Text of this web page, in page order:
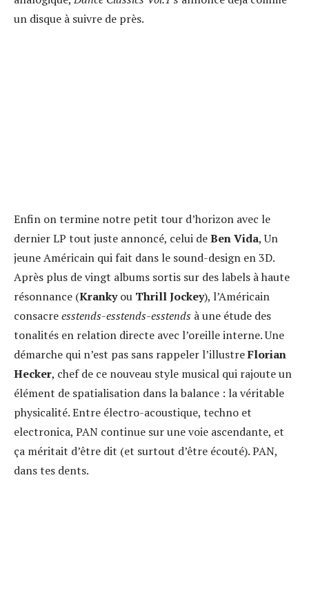
un disque à suivre de près.
Enfin on termine notre petit tour d’horizon avec le
dernier LP tout juste annoncé, celui deBen Vida, Un
jeune Américain qui fait dans le sound-design en 3D.
Après plus de vingt albums sortis sur des labels à haute
résonnance (Krankyou Thrill Jockey), l’Américain
consacreesstends-esstends-esstends à une étude des
tonalités en relation directe avec l’oreille interne. Une
démarche qui n’est pas sans rappeler l’illustreFlorian
Hecker, chef de ce nouveau style musical qui rajoute un
élément de spatialisation dans la balance : la véritable
physicalité. Entre électro-acoustique, techno et
electronica, PAN continue sur une voie ascendante, et
ça méritait d’être dit (et surtout d’être écouté). PAN,
dans tes dents.